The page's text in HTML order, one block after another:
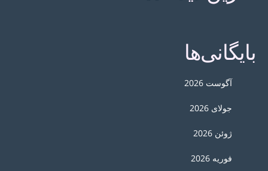
بایگانی‌ها
آگوست 2026
جولای 2026
ژوئن 2026
فوریه 2026